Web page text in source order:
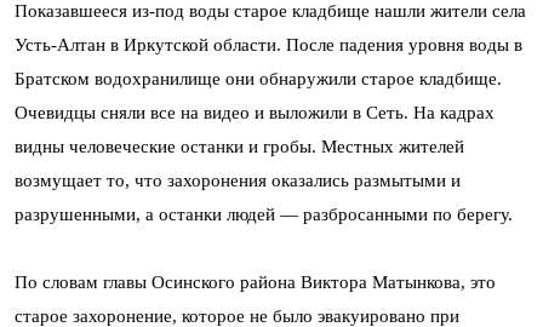
Показавшееся из-под воды старое кладбище нашли жители села
Усть-Алтан в Иркутской области. После падения уровня воды в
Братском водохранилище они обнаружили старое кладбище.
Очевидцы сняли все на видео и выложили в Сеть. На кадрах
видны человеческие останки и гробы. Местных жителей
возмущает то, что захоронения оказались размытыми и
разрушенными, а останки людей — разбросанными по берегу.
По словам главы Осинского района Виктора Матынкова, это
старое захоронение, которое не было эвакуировано при